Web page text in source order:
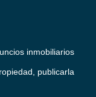
inmobiliarios
publicarla